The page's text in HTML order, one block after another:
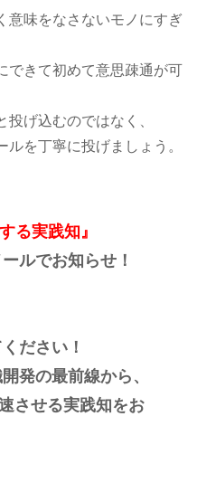
意味をなさないモノにすぎ
できて初めて意思疎通が可
げ込むのではなく、
を丁寧に投げましょう。
る実践知』
ルでお知らせ！
ださい！
発の最前線から、
させる実践知をお